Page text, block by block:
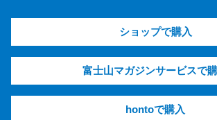
ショップで購入
富士山マガジンサービスで
hontoで購入